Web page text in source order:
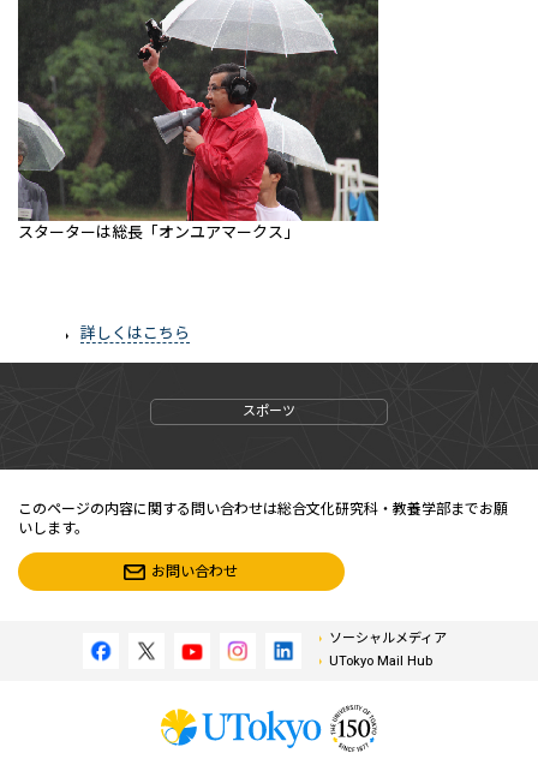
スターターは総長「オンユアマークス」
詳しくはこちら
スポーツ
このページの内容に関する問い合わせは総合文化研究科・教養学部までお願
いします。
お問い合わせ
ソーシャルメディア
UTokyo Mail Hub